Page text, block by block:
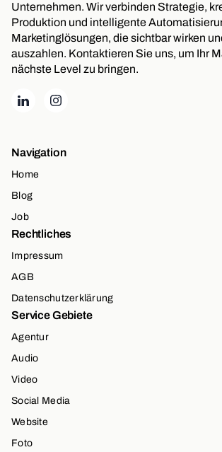
Unternehmen. Wir verbinden Strategie,
Produktion und intelligente
Marketinglösungen, die sichtbar wirken
auszahlen. Kontaktieren Sie uns, um Ihr
nächste Level zu bringen.
Navigation
Home
Blog
Job
Rechtliches
Impressum
AGB
Datenschutzerklärung
Service Gebiete
Agentur
Audio
Video
Social Media
Website
Foto